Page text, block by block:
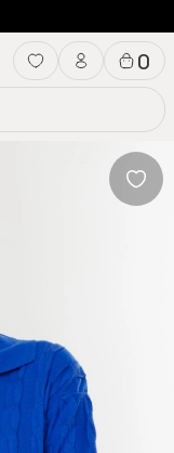
0